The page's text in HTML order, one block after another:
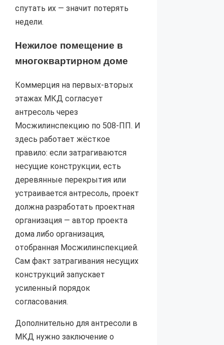
спутать их — значит потерять
недели.
Нежилое помещение в
многоквартирном доме
Коммерция на первых-вторых
этажах МКД согласует
антресоль через
Мосжилинспекцию по 508-ПП. И
здесь работает жёсткое
правило: если затрагиваются
несущие конструкции, есть
деревянные перекрытия или
устраивается антресоль, проект
должна разработать проектная
организация — автор проекта
дома либо организация,
отобранная Мосжилинспекцией.
Сам факт затрагивания несущих
конструкций запускает
усиленный порядок
согласования.
Дополнительно для антресоли в
МКД нужно заключение о